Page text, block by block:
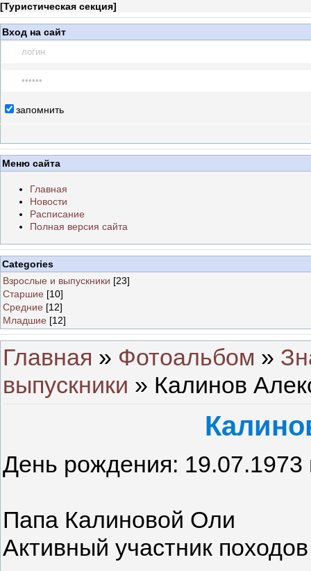
[Туристическая секция]
Вход на сайт
запомнить
Меню сайта
Главная
Новости
Расписание
Полная версия сайта
Categories
Взрослые и выпускники [23]
Старшие [10]
Средние [12]
Младшие [12]
Главная » Фотоальбом »
выпускники » Калинов
День рождения: 19.07.1973
Папа Калиновой Оли
Активный участник